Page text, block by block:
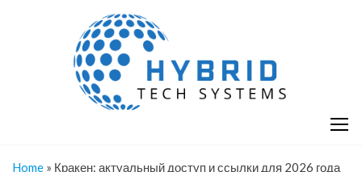
Home » Кракен: актуальный доступ и ссылки для 2026 года